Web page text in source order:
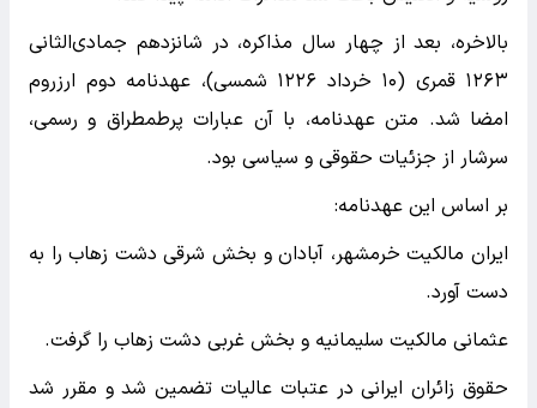
بالاخره، بعد از چهار سال مذاکره، در شانزدهم جمادی‌الثانی
۱۲۶۳ قمری (۱۰ خرداد ۱۲۲۶ شمسی)، عهدنامه دوم ارزروم
امضا شد. متن عهدنامه، با آن عبارات پرطمطراق و رسمی،
سرشار از جزئیات حقوقی و سیاسی بود.
بر اساس این عهدنامه:
ایران مالکیت خرمشهر، آبادان و بخش شرقی دشت زهاب را به
دست آورد.
عثمانی مالکیت سلیمانیه و بخش غربی دشت زهاب را گرفت.
حقوق زائران ایرانی در عتبات عالیات تضمین شد و مقرر شد